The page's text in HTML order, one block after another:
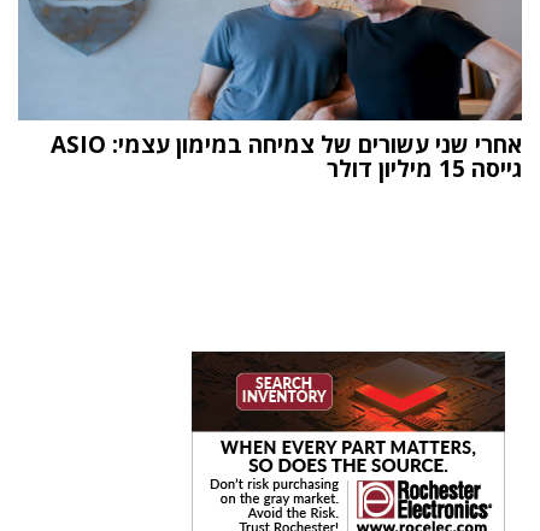
אחרי שני עשורים של צמיחה במימון עצמי: ASIO
גייסה 15 מיליון דולר